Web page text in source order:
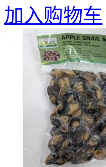
加入购物车